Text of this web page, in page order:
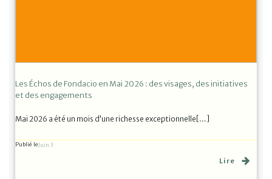
Les Échos de Fondacio en Mai 2026 : des visages, des initiatives
et des engagements
Mai 2026 a été un mois d’une richesse exceptionnelle[…]
Publié leJuin 3
Lire